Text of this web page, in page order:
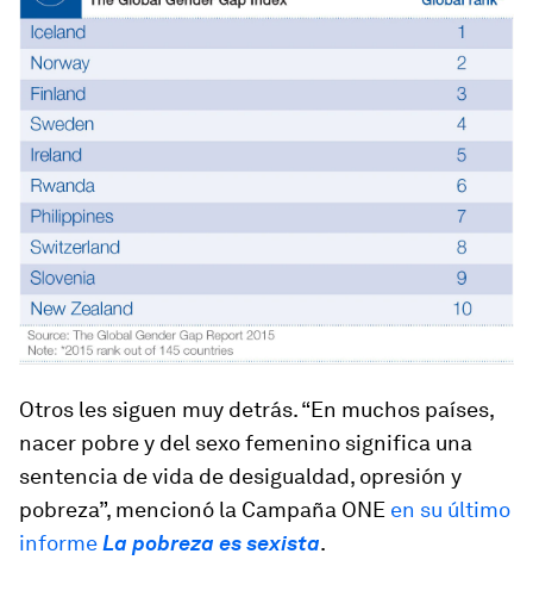
Otros les siguen muy detrás. “En muchos países,
nacer pobre y del sexo femenino significa una
sentencia de vida de desigualdad, opresión y
pobreza”, mencionó la Campaña ONE en su último
informeLa pobreza es sexista.